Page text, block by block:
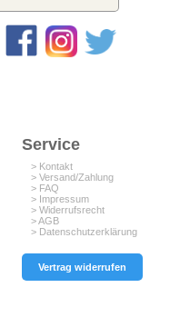
Service
> Kontakt
> Versand/Zahlung
> FAQ
> Impressum
> Widerrufsrecht
> AGB
> Datenschutzerklärung
Vertrag widerrufen